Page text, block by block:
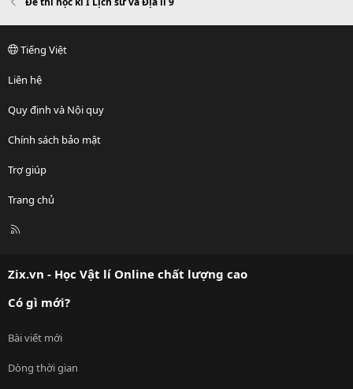
Tiếng Việt
Liên hệ
Quy định và Nội quy
Chính sách bảo mật
Trợ giúp
Trang chủ
R
Zix.vn - Học Vật lí Online chất lượng cao
Có gì mới?
Bài viết mới
Dòng thời gian